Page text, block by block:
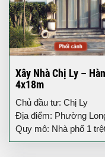
Xây Nhà Chị Ly –
4x18m
Chủ đầu tư: Chị Ly
Địa điểm: Phường
Quy mô: Nhà phố 1